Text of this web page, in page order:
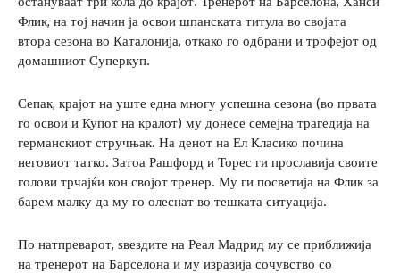
Флик, на тој начин ја освои шпанската титула во својата
втора сезона во Каталонија, откако го одбрани и трофејот од
домашниот Суперкуп.
Сепак, крајот на уште една многу успешна сезона (во првата
го освои и Купот на кралот) му донесе семејна трагедија на
германскиот стручњак. На денот на Ел Класико почина
неговиот татко. Затоа Рашфорд и Торес ги прославија своите
голови трчајќи кон својот тренер. Му ги посветија на Флик за
барем малку да му го олеснат во тешката ситуација.
По натпреварот, ѕвездите на Реал Мадрид му се приближија
на тренерот на Барселона и му изразија сочувство со